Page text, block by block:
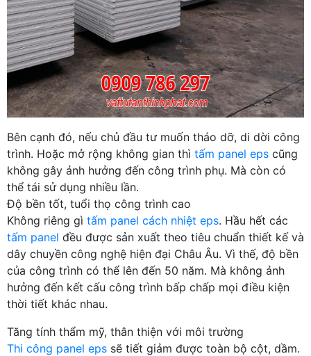
Bên cạnh đó, nếu chủ đầu tư muốn tháo dỡ, di dời công
trình. Hoặc mở rộng không gian thì tấm panel eps cũng
không gây ảnh hưởng đến công trình phụ. Mà còn có
thể tái sử dụng nhiều lần.
Độ bền tốt, tuổi thọ công trình cao
Không riêng gì tấm panel cách nhiệt eps. Hầu hết các
tấm panel đều được sản xuất theo tiêu chuẩn thiết kế và
dây chuyền công nghệ hiện đại Châu Âu. Vì thế, độ bền
của công trình có thể lên đến 50 năm. Mà không ảnh
hưởng đến kết cấu công trình bấp chấp mọi điều kiện
thời tiết khác nhau.
Tăng tính thẩm mỹ, thân thiện với môi trường
Thi công panel eps sẽ tiết giảm được toàn bộ cột, dầm.